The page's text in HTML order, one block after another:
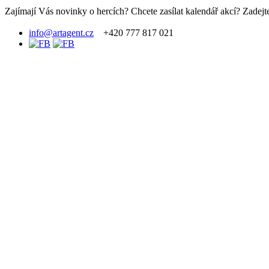
Zajímají Vás novinky o hercích? Chcete zasílat kalendář akcí?
info@artagent.cz +420 777 817 021